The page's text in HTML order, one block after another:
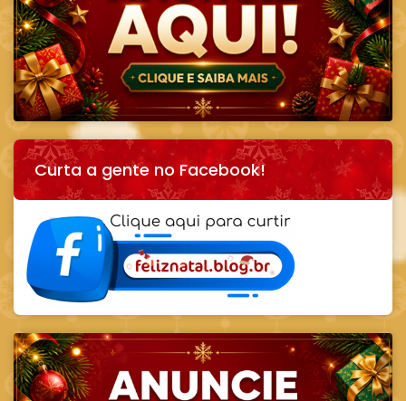
Curta a gente no Facebook!